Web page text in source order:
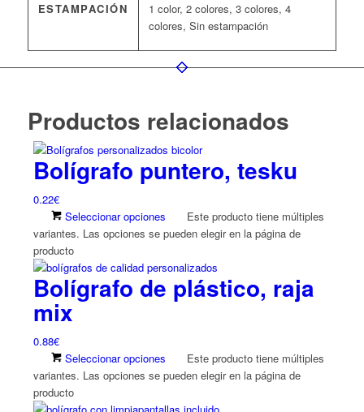
ESTAMPACIÓN
1 color, 2 colores, 3 colores, 4
colores, Sin estampación
Productos relacionados
Bolígrafo puntero, tesku
0.22€
Seleccionar opciones
Este producto tiene múltiples
variantes. Las opciones se pueden elegir en la página de
producto
Bolígrafo de plástico, raja
mix
0.88€
Seleccionar opciones
Este producto tiene múltiples
variantes. Las opciones se pueden elegir en la página de
producto